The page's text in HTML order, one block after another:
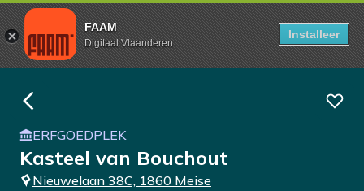
FAAM
Digitaal Vlaanderen
Installeer
ERFGOEDPLEK
Kasteel van Bouchout
Nieuwelaan 38C, 1860 Meise